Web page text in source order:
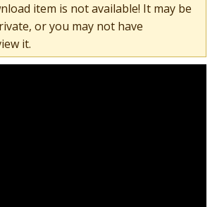
item is not available! It may be
or you may not have
it.